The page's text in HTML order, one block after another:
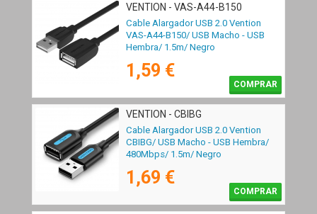
VENTION - VAS-A44-B150
Cable Alargador USB 2.0 Vention
VAS-A44-B150/ USB Macho - USB
Hembra/ 1.5m/ Negro
1,59 €
COMPRAR
VENTION - CBIBG
Cable Alargador USB 2.0 Vention
CBIBG/ USB Macho - USB Hembra/
480Mbps/ 1.5m/ Negro
1,69 €
COMPRAR